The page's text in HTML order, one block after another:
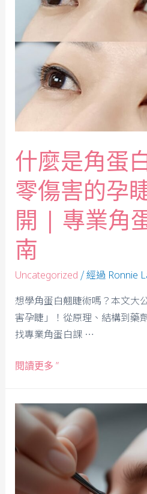
什麼是角蛋
零傷害的孕
開 | 專業角
南
Uncategorized / 經過 Ronnie
想學角蛋白翹睫術嗎？本文大
害孕睫」！從原理、結構到藥
找專業角蛋白課 …
閱讀更多 ”